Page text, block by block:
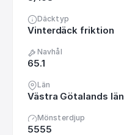
Däcktyp
Vinterdäck friktion
Navhål
65.1
Län
Västra Götalands län
Mönsterdjup
5555